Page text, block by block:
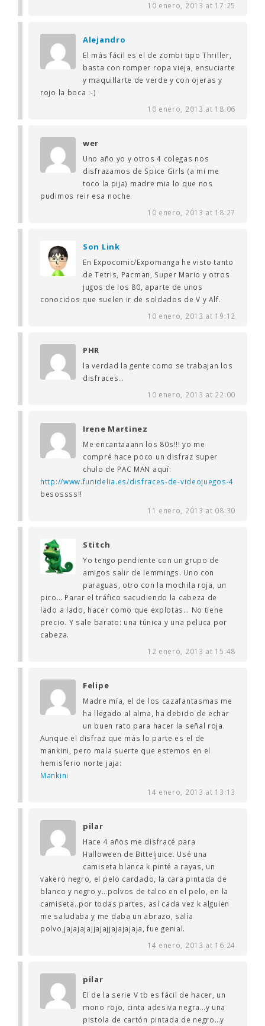
10 enero, 2013 at 17:25
Alejandro
El más fácil es el de zombi tipo Thriller,
basta con romper ropa vieja, ensuciarte
y maquillarte de verde y con ojeras y
rojo la boca :-)
10 enero, 2013 at 18:06
wer
Uno año yo y otros 4 colegas nos
disfrazamos de Spice Girls (a mi me
toco la pija) madre mia lo que nos
pudimos reir esa noche.
10 enero, 2013 at 18:27
Son Link
En Expocomic/Expomanga he visto tanto
de Tetris, Pacman, Super Mario y otros
jugos de los 80, aparte de unos
conocidos que suelen ir de soldados de V y Alf.
10 enero, 2013 at 19:12
PHR
la verdad la gente como se trabajan los
disfraces…
10 enero, 2013 at 22:00
Irene Martinez
Me encantaaann los 80s!!! yo me
compré hace poco un disfraz super
chulo de PAC MAN aquí:
http://www.funidelia.es/disfraces-de-videojuegos-4
besossss!!
11 enero, 2013 at 08:30
Stitch
Yo tengo pendiente con un grupo de
amigos salir de lemmings. Uno con
paraguas, otro con la mochila roja, un
pico… Parar el tráfico sacudiendo la cabeza de
lado a lado, hacer como que explotas… No tiene
precio. Y sale barato: una túnica y una peluca por
cabeza.
12 enero, 2013 at 15:48
Felipe
Madre mía, el de los cazafantasmas me
ha llegado al alma, ha debido de echar
un buen rato para hacer la señal roja.
Aunque el disfraz que más lo parte es el de
mankini, pero mala suerte que estemos en el
hemisferio norte jaja:
Mankini
14 enero, 2013 at 13:13
pilar
Hace 4 años me disfracé para
Halloween de Bitteljuice. Usé una
camiseta blanca k pinté a rayas, un
vakero negro, el pelo cardado, la cara pintada de
blanco y negro y…polvos de talco en el pelo, en la
camiseta..por todas partes, así cada vez k alguien
me saludaba y me daba un abrazo, salía
polvo,jajajajajjajajjajajajaja, fue genial.
14 enero, 2013 at 16:24
pilar
El de la serie V tb es fácil de hacer, un
mono rojo, cinta adesiva negra…y una
pistola de cartón pintada de negro…y